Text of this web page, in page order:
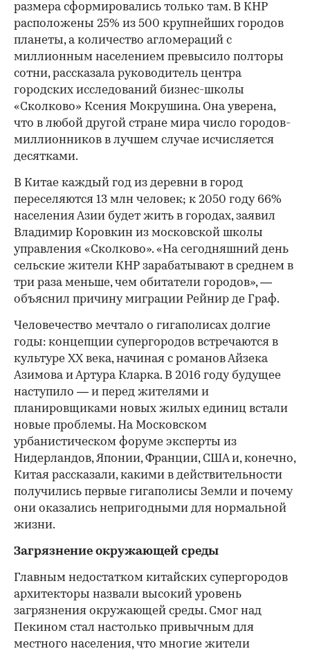
размера сформировались только там. В КНР
расположены 25% из 500 крупнейших городов
планеты, а количество агломераций с
миллионным населением превысило полторы
сотни, рассказала руководитель центра
городских исследований бизнес-школы
«Сколково» Ксения Мокрушина. Она уверена,
что в любой другой стране мира число городов-
миллионников в лучшем случае исчисляется
десятками.
В Китае каждый год из деревни в город
переселяются 13 млн человек; к 2050 году 66%
населения Азии будет жить в городах, заявил
Владимир Коровкин из московской школы
управления «Сколково». «На сегодняшний день
сельские жители КНР зарабатывают в среднем в
три раза меньше, чем обитатели городов», —
объяснил причину миграции Рейнир де Граф.
Человечество мечтало о гигаполисах долгие
годы: концепции супергородов встречаются в
культуре XX века, начиная с романов Айзека
Азимова и Артура Кларка. В 2016 году будущее
наступило — и перед жителями и
планировщиками новых жилых единиц встали
новые проблемы. На Московском
урбанистическом форуме эксперты из
Нидерландов, Японии, Франции, США и, конечно,
Китая рассказали, какими в действительности
получились первые гигаполисы Земли и почему
они оказались непригодными для нормальной
жизни.
Загрязнение окружающей среды
Главным недостатком китайских супергородов
архитекторы назвали высокий уровень
загрязнения окружающей среды. Смог над
Пекином стал настолько привычным для
местного населения, что многие жители